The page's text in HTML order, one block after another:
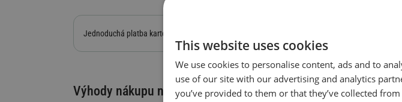
Jednoduchá platba kartou alebo
Výhody nákupu na Europe-Vignette.eu
This website uses cookies
We use cookies to personalise content, ads and to
use of our site with our advertising and analytics
you’ve provided to them or that they’ve collected